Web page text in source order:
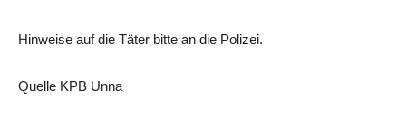
Hinweise auf die Täter bitte an die Polizei.
Quelle KPB Unna